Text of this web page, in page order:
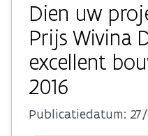
Dien uw
Prijs Wivina
excellent
2016
Publicatiedatum: